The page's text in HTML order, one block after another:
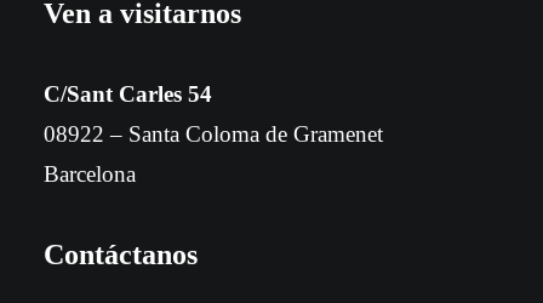
Ven a visitarnos
C/Sant Carles 54
08922 – Santa Coloma de Gramenet
Barcelona
Contáctanos